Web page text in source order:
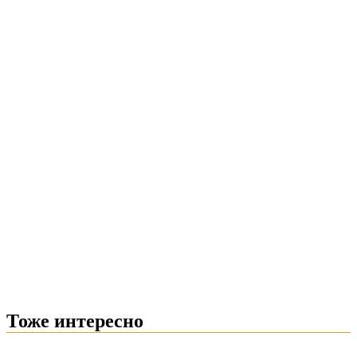
Тоже интересно